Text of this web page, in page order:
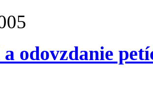
odovzdanie